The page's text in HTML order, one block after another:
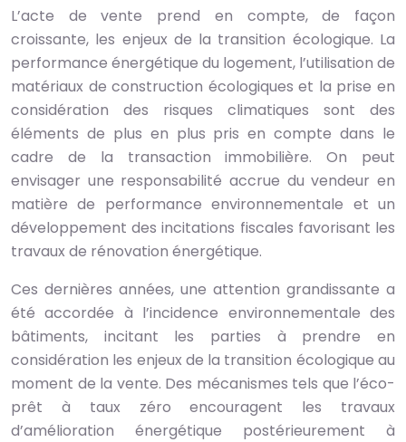
L’acte de vente prend en compte, de façon
croissante, les enjeux de la transition écologique. La
performance énergétique du logement, l’utilisation de
matériaux de construction écologiques et la prise en
considération des risques climatiques sont des
éléments de plus en plus pris en compte dans le
cadre de la transaction immobilière. On peut
envisager une responsabilité accrue du vendeur en
matière de performance environnementale et un
développement des incitations fiscales favorisant les
travaux de rénovation énergétique.
Ces dernières années, une attention grandissante a
été accordée à l’incidence environnementale des
bâtiments, incitant les parties à prendre en
considération les enjeux de la transition écologique au
moment de la vente. Des mécanismes tels que l’éco-
prêt à taux zéro encouragent les travaux
d’amélioration énergétique postérieurement à